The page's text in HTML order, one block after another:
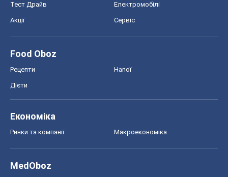
Тест Драйв Електромобілі
Акції Сервіс
Food Oboz
Рецепти Напої
Дієти
Економіка
Ринки та компанії Макроекономіка
MedOboz